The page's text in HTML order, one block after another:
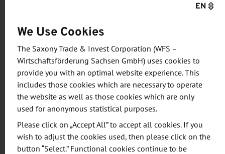
Teilnehmer sich in der Bauteilgestaltung erproben
und einen Gestaltungskatalog für 3D-gedruckte
Bauteile und Werkzeuge entwickeln. Dabei ging es
einmal um den additiven Designprozess für Metall
und Konzepte für den Werkzeug- und Formenbau
sowie um den additiven Designprozess für
Kunststoff und Konzepte für großformatige 3D-
gedruckte Werkzeuge.
EN
We Use Cookies
The Saxony Trade & Invest Corporation (WFS –
Wirtschaftsförderung Sachsen GmbH) uses cookies to
provide you with an optimal website experience. This
includes those cookies which are necessary to operate
the website as well as those cookies which are only
used for anonymous statistical purposes.
Please click on „Accept All” to accept all cookies. If you
wish to adjust the cookies used, then please click on the
button “Select.” Functional cookies continue to be